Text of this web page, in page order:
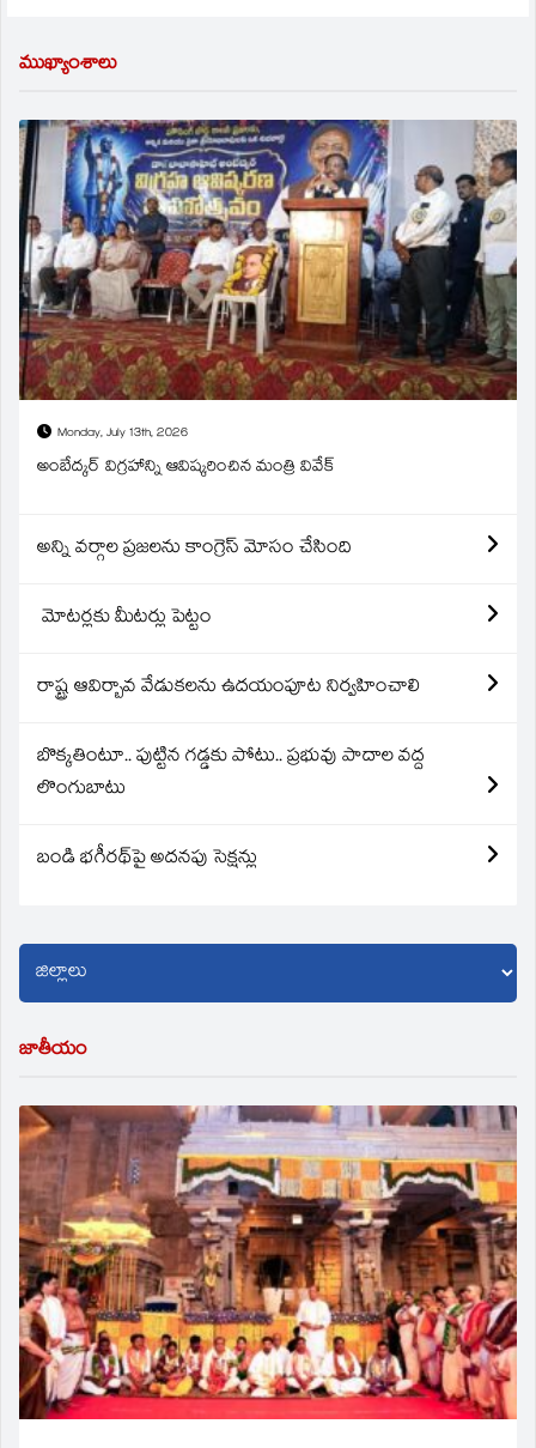
ముఖ్యాంశాలు
Monday, July 13th, 2026
అంబేద్కర్ విగ్రహాన్ని ఆవిష్కరించిన మంత్రి వివేక్
అన్ని వర్గాల ప్రజలను కాంగ్రెస్ మోసం చేసింది
మోటర్లకు మీటర్లు పెట్టం
రాష్ట్ర ఆవిర్బావ వేడుకలను ఉదయంపూట నిర్వహించాలి
బొక్కతింటూ.. పుట్టిన గడ్డకు పోటు.. ప్రభువు పాదాల వద్ద
లొంగుబాటు
బండి భగీరథ్‌పై అదనపు సెక్షన్లు
జాతీయం